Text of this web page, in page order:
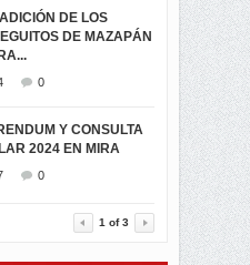
DE LOS
DE MAZAPÁN
0
Y CONSULTA
2024 EN MIRA
0
DE...
ASAMBLEISTAS
PROVINCIA DEL
FUE
1 of3